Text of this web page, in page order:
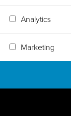
Analytics
Marketing